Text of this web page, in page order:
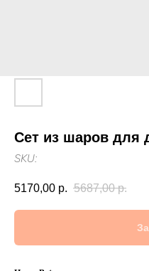
Сет из шаров для
SKU:
5170,00 р. 5687,00 р.